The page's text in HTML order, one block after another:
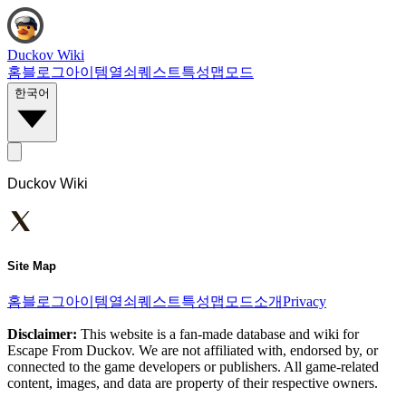
Duckov Wiki
홈블로그아이템열쇠 퀘스트특성맵 모드
한국어
Duckov Wiki
Site Map
홈블로그아이템열쇠 퀘스트특성맵 모드소개Privacy
Disclaimer: This website is a fan-made database and wiki for
Escape From Duckov. We are not affiliated with, endorsed by, or
connected to the game developers or publishers. All game-related
content, images, and data are property of their respective owners.